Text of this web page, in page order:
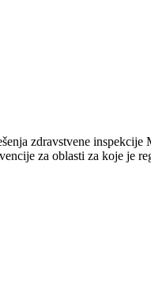
zdravstvene
za oblasti za koje je